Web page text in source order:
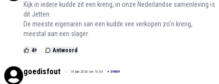
Kijk in iedere kudde zit een kreng, in onze Nederlandse samenleving is
dit Jetten.
De meeste eigenaren van een kudde vee verkopen zo'n kreng,
meestal aan een slager.
4+ Antwoord
goedisfout 10 juni 2026 om 10:04 + 39869